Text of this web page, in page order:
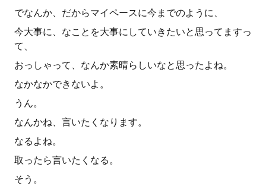
でなんか、だからマイペースに今までのように、
今大事に、なことを大事にしていきたいと思ってますっ
て、
おっしゃって、なんか素晴らしいなと思ったよね。
なかなかできないよ。
うん。
なんかね、言いたくなります。
なるよね。
取ったら言いたくなる。
そう。